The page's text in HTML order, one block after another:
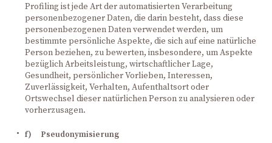
Profiling ist jede Art der automatisierten Verarbeitung
personenbezogener Daten, die darin besteht, dass diese
personenbezogenen Daten verwendet werden, um
bestimmte persönliche Aspekte, die sich auf eine natürliche
Person beziehen, zu bewerten, insbesondere, um Aspekte
bezüglich Arbeitsleistung, wirtschaftlicher Lage,
Gesundheit, persönlicher Vorlieben, Interessen,
Zuverlässigkeit, Verhalten, Aufenthaltsort oder
Ortswechsel dieser natürlichen Person zu analysieren oder
vorherzusagen.
f) Pseudonymisierung